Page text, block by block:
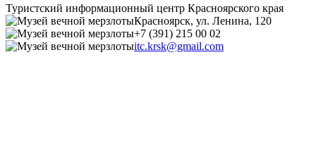
Туристский информационный центр Красноярского края
Красноярск, ул. Ленина, 120
+7 (391) 215 00 02
itc.krsk@gmail.com